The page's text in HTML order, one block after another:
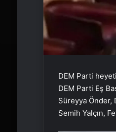
DEM Parti
DEM Parti Eş
Süreyya Önder,
Semih Yalçın,